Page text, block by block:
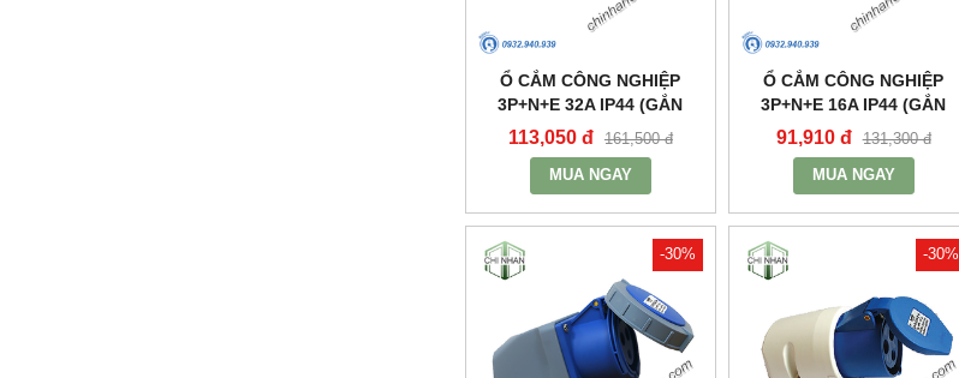
Ổ CẮM CÔNG NGHIỆP
3P+N+E 32A IP44 (GẮN
NỔI) - MPN125 - MPE
113,050 đ 161,500 đ
MUA NGAY
Ổ CẮM CÔNG NGHIỆP
3P+N+E 16A IP44 (GẮN
NỔI) - MPN115 - MPE
91,910 đ 131,300 đ
MUA NGAY
-30% -30%